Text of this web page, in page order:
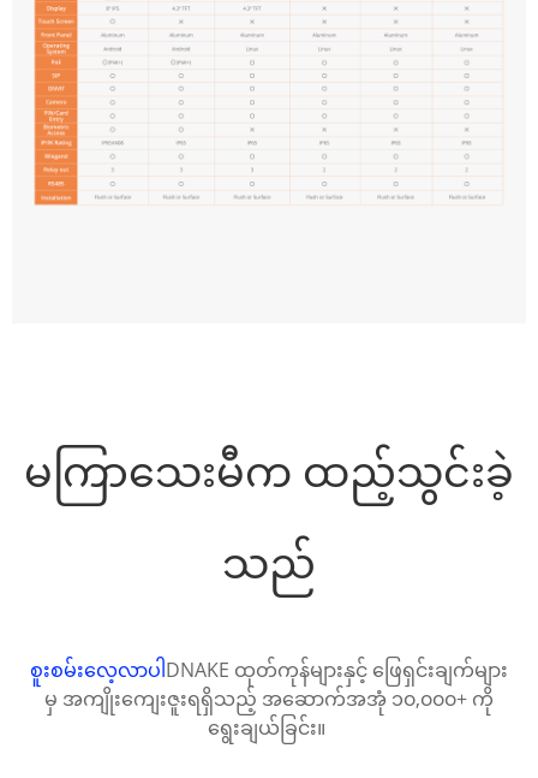
မကြာသေးမီက ထည့်သွင်းခဲ့
သည်
စူးစမ်းလေ့လာပါDNAKE ထုတ်ကုန်များနှင့် ဖြေရှင်းချက်များ
မှ အကျိုးကျေးဇူးရရှိသည့် အဆောက်အအုံ ၁၀,၀၀၀+ ကို
ရွေးချယ်ခြင်း။